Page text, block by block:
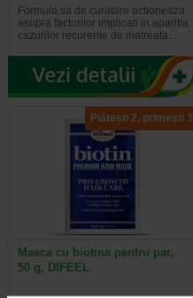
Formula sa de curatare actioneaza
asupra factorilor implicati in aparitia
cazurilor recurente de matreata…
Plătești 2, primești 3
Masca cu biotina pentru par,
50 g, DIFEEL